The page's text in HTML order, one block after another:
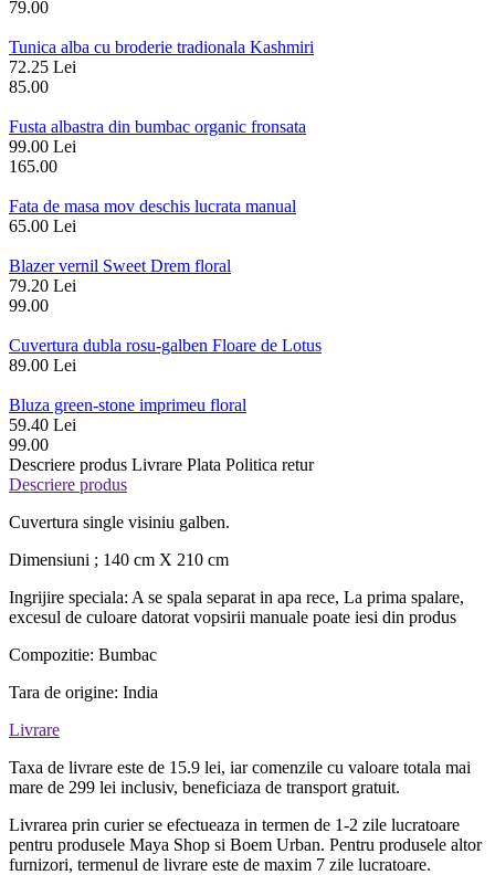
79.00
Tunica alba cu broderie tradionala Kashmiri
72.25 Lei
85.00
Fusta albastra din bumbac organic fronsata
99.00 Lei
165.00
Fata de masa mov deschis lucrata manual
65.00 Lei
Blazer vernil Sweet Drem floral
79.20 Lei
99.00
Cuvertura dubla rosu-galben Floare de Lotus
89.00 Lei
Bluza green-stone imprimeu floral
59.40 Lei
99.00
Descriere produs Livrare Plata Politica retur
Descriere produs
Cuvertura single visiniu galben.
Dimensiuni ; 140 cm X 210 cm
Ingrijire speciala: A se spala separat in apa rece, La prima spalare,
excesul de culoare datorat vopsirii manuale poate iesi din produs
Compozitie: Bumbac
Tara de origine: India
Livrare
Taxa de livrare este de 15.9 lei, iar comenzile cu valoare totala mai
mare de 299 lei inclusiv, beneficiaza de transport gratuit.
Livrarea prin curier se efectueaza in termen de 1-2 zile lucratoare
pentru produsele Maya Shop si Boem Urban. Pentru produsele altor
furnizori, termenul de livrare este de maxim 7 zile lucratoare.